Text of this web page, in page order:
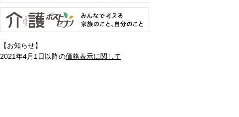
【お知らせ】
2021年4月1日以降の価格表示に関して